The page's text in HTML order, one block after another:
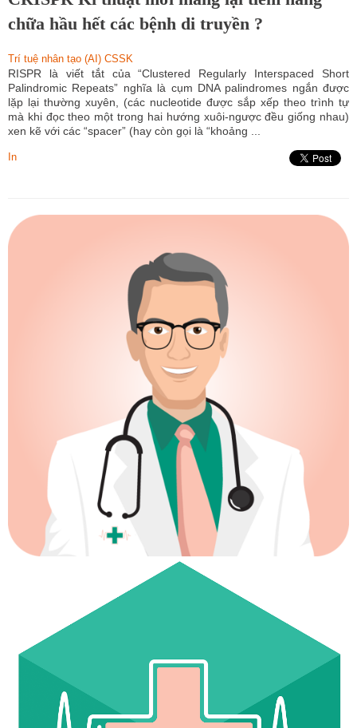
chữa hầu hết các bệnh di truyền ?
Trí tuệ nhân tạo (AI) CSSK
RISPR là viết tắt của “Clustered Regularly Interspaced Short
Palindromic Repeats” nghĩa là cụm DNA palindromes ngắn được
lặp lại thường xuyên, (các nucleotide được sắp xếp theo trình tự
mà khi đọc theo một trong hai hướng xuôi-ngược đều giống nhau)
xen kẽ với các “spacer” (hay còn gọi là “khoảng ...
In